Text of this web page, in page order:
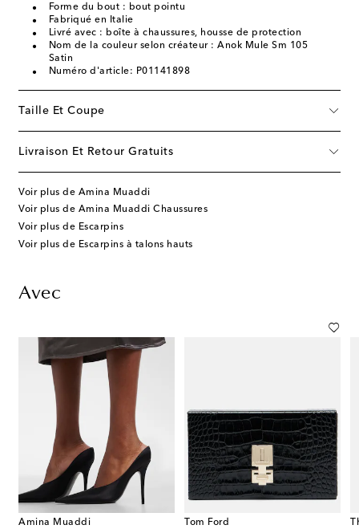
Forme du bout : bout pointu
Fabriqué en Italie
Livré avec : boîte à chaussures, housse de protection
Nom de la couleur selon créateur : Anok Mule Sm 105
Satin
Numéro d'article: P01141898
Taille Et Coupe
Livraison Et Retour Gratuits
Voir plus de Amina Muaddi
Voir plus de Amina Muaddi Chaussures
Voir plus de Escarpins
Voir plus de Escarpins à talons hauts
Avec
Amina Muaddi Tom Ford